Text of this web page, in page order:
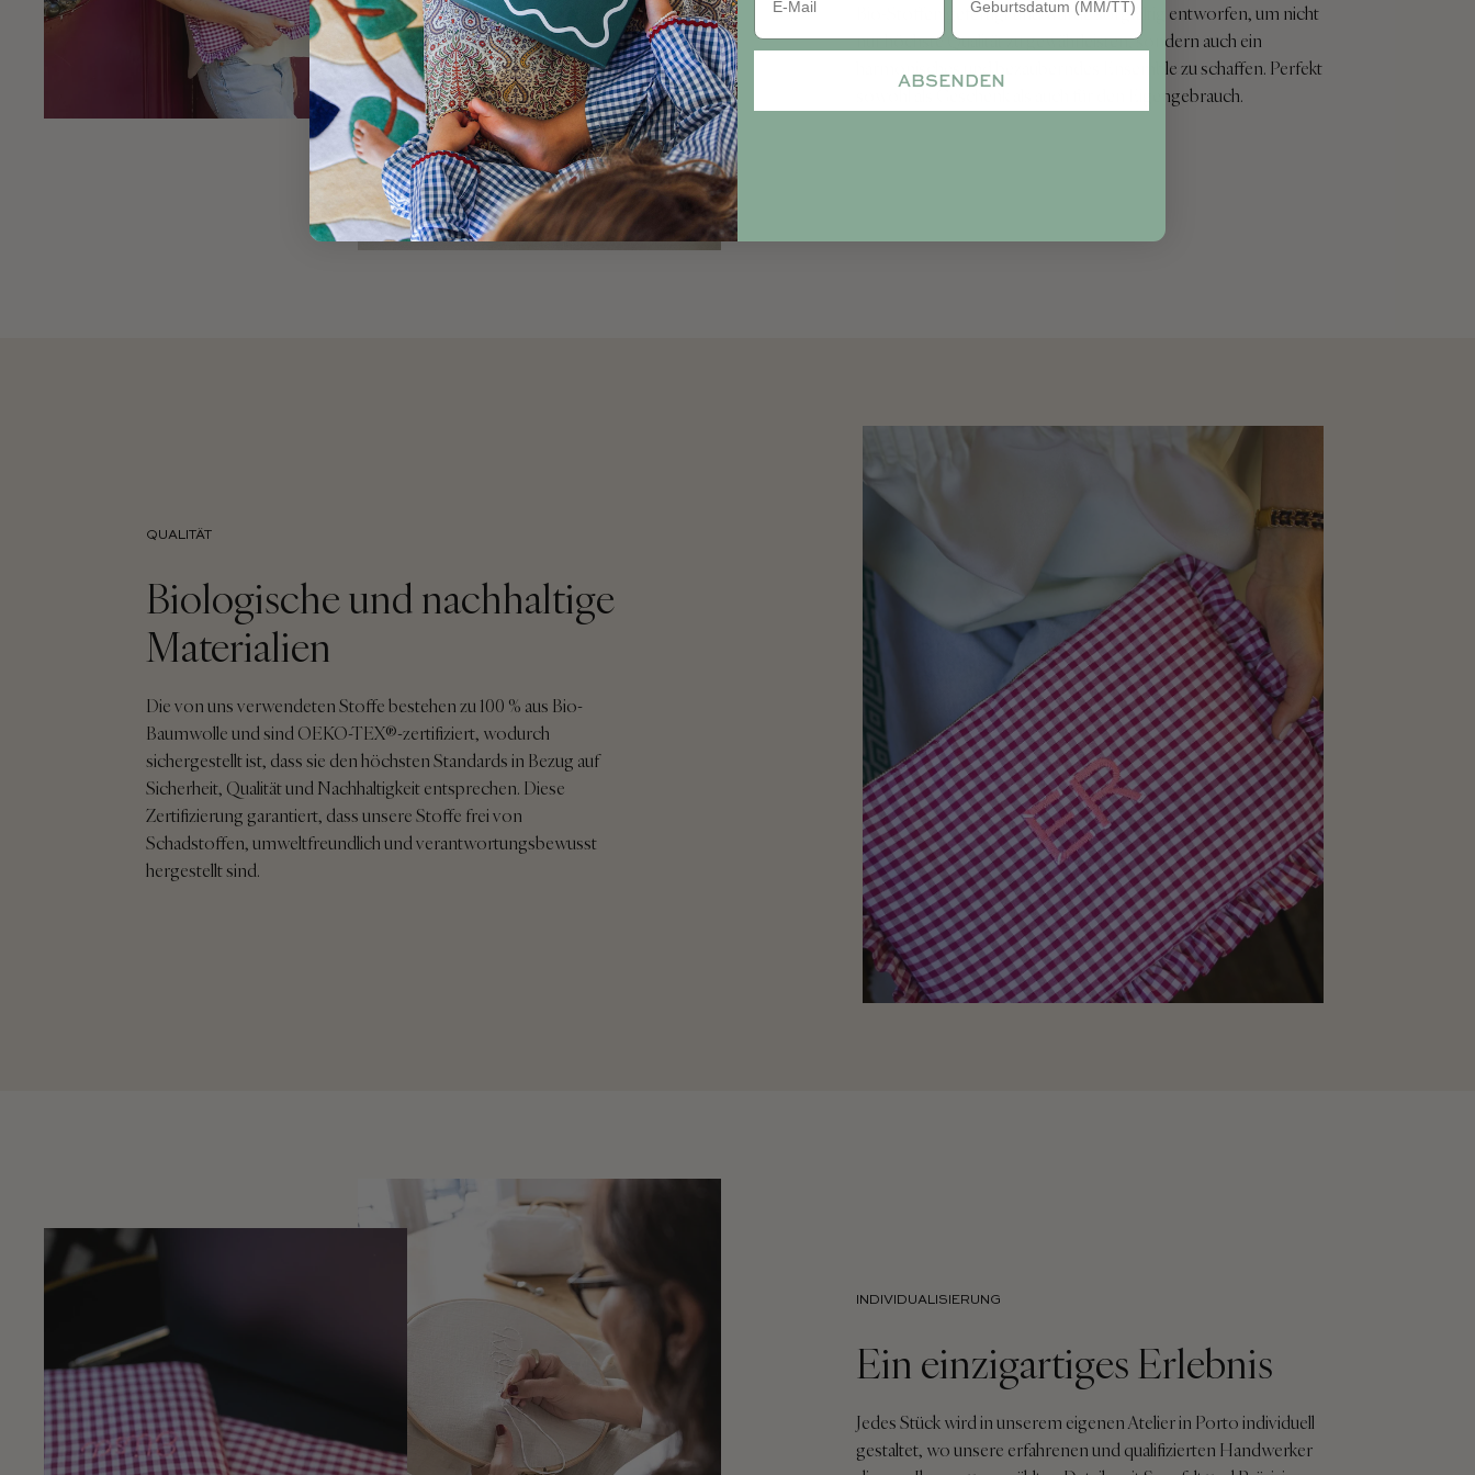
Bio-Stoffen gefertigt und wurde sorgfältig entworfen, um nicht
nur höchste Qualität zu gewährleisten, sondern auch ein
harmonisches und bezauberndes Ensemble zu schaffen. Perfekt
sowohl als Geschenk als auch für den Eigengebrauch.
QUALITÄT
Biologische und nachhaltige
Materialien
Die von uns verwendeten Stoffe bestehen zu 100 % aus Bio-
Baumwolle und sind OEKO-TEX®-zertifiziert, wodurch
sichergestellt ist, dass sie den höchsten Standards in Bezug auf
Sicherheit, Qualität und Nachhaltigkeit entsprechen. Diese
Zertifizierung garantiert, dass unsere Stoffe frei von
Schadstoffen, umweltfreundlich und verantwortungsbewusst
hergestellt sind.
INDIVIDUALISIERUNG
Ein einzigartiges Erlebnis
Jedes Stück wird in unserem eigenen Atelier in Porto individuell
gestaltet, wo unsere erfahrenen und qualifizierten Handwerker
ABSENDEN